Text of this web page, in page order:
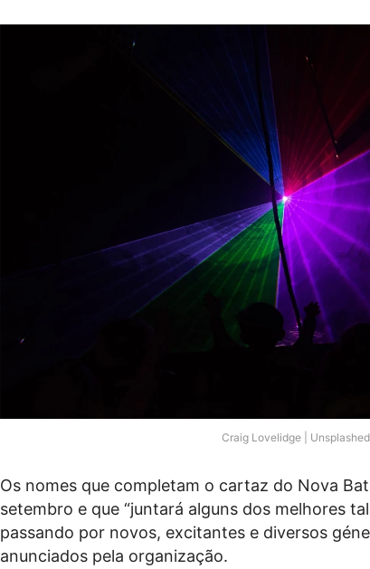
Craig Lovelidge | Unsplashed
Os nomes que completam o cartaz do Nova
setembro e que “juntará alguns dos melhores
passando por novos, excitantes e diversos
anunciados pela organização.